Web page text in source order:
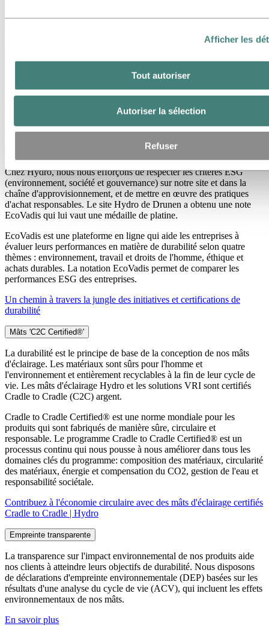
Afficher les
Tout autoriser
Autoriser la sélection
Refuser
L'Aluminium Stewardship Initiative (ASI) est une organisation
durabilité tout au long de la chaîne de valeur de l'aluminium. L'ASI
a développé un système de certification indépendant pour une
production d'aluminium responsable afin de garantir que les
principes de durabilité et des droits humains soient de plus en plus
ancrés dans la production, l'utilisation et le recyclage de l'aluminium.
Aluminium Stewardship Initiative (ASI) | Hydro (anglais)
Chez Hydro, nous nous efforçons de respecter les critères ESG
(environnement, société et gouvernance) sur notre site et dans la
chaîne d'approvisionnement, et de mettre en œuvre des pratiques
d'achat responsables. Le site Hydro de Drunen a obtenu une note
EcoVadis qui lui vaut une médaille de platine.
EcoVadis est une plateforme en ligne qui aide les entreprises à
évaluer leurs performances en matière de durabilité selon quatre
thèmes : environnement, travail et droits de l'homme, éthique et
achats durables. La notation EcoVadis permet de comparer les
performances ESG des entreprises.
Un chemin à travers la jungle des initiatives et certifications de
durabilité
Mâts 'C2C Certified®'
La durabilité est le principe de base de la conception de nos mâts
d'éclairage. Les matériaux sont sûrs pour l'homme et
l'environnement et entièrement recyclables à la fin de leur cycle de
vie. Les mâts d'éclairage Hydro et les solutions VRI sont certifiés
Cradle to Cradle (C2C) argent.
Cradle to Cradle Certified® est une norme mondiale pour les
produits qui sont fabriqués de manière sûre, circulaire et
responsable. Le programme Cradle to Cradle Certified® est un
processus continu qui nous pousse à nous améliorer dans tous les
domaines clés du programme: composition des matériaux, circularité
des matériaux, énergie et compensation du CO2, gestion de l'eau et
responsabilité sociétale.
Contribuez à l'économie circulaire avec des mâts d'éclairage certifiés
Cradle to Cradle | Hydro
Empreinte transparente
La transparence sur l'impact environnemental de nos produits aide
nos clients à atteindre leurs objectifs de durabilité. Nous disposons
de déclarations d'empreinte environnementale (DEP) basées sur les
résultats d'une analyse du cycle de vie (ACV), qui incluent les effets
environnementaux de nos mâts.
En savoir plus